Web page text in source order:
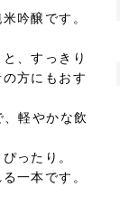
吟醸です。
、すっきり
方にもおす
軽やかな飲
ったり。
一本です。